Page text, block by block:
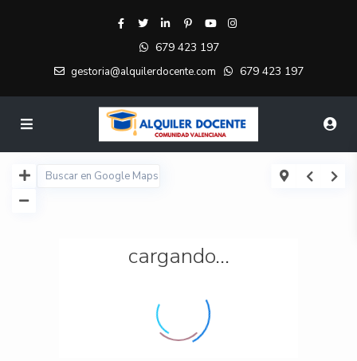
679 423 197
gestoria@alquilerdocente.com 679 423 197
cargando...